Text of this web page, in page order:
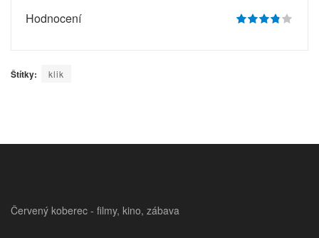
Hodnocení
Štítky: klik
Červený koberec - filmy, kino, zábava